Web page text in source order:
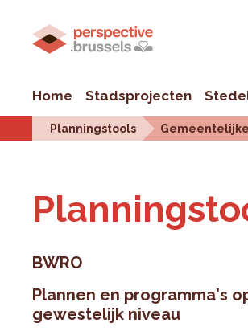
Home Stadsprojecten
Planningstools
BWRO
Plannen en programma's
gewestelijk niveau